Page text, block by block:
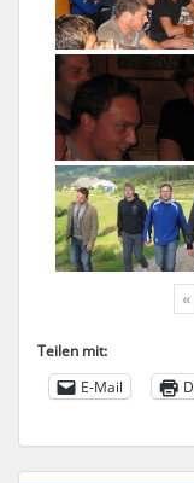
«
Teilen mit:
E-Mail